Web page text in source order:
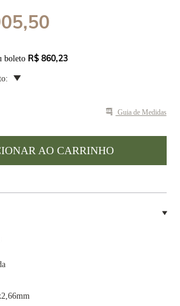
boleto R$ 860,23
Guia de Medidas